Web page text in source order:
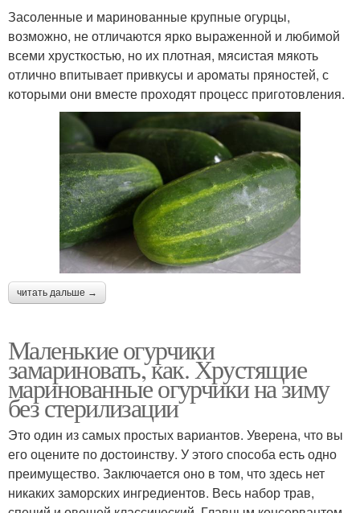
Засоленные и маринованные крупные огурцы,
возможно, не отличаются ярко выраженной и любимой
всеми хрусткостью, но их плотная, мясистая мякоть
отлично впитывает привкусы и ароматы пряностей, с
которыми они вместе проходят процесс приготовления.
читать дальше →
Маленькие огурчики
замариновать, как. Хрустящие
маринованные огурчики на зиму
без стерилизации
Это один из самых простых вариантов. Уверена, что вы
его оцените по достоинству. У этого способа есть одно
преимущество. Заключается оно в том, что здесь нет
никаких заморских ингредиентов. Весь набор трав,